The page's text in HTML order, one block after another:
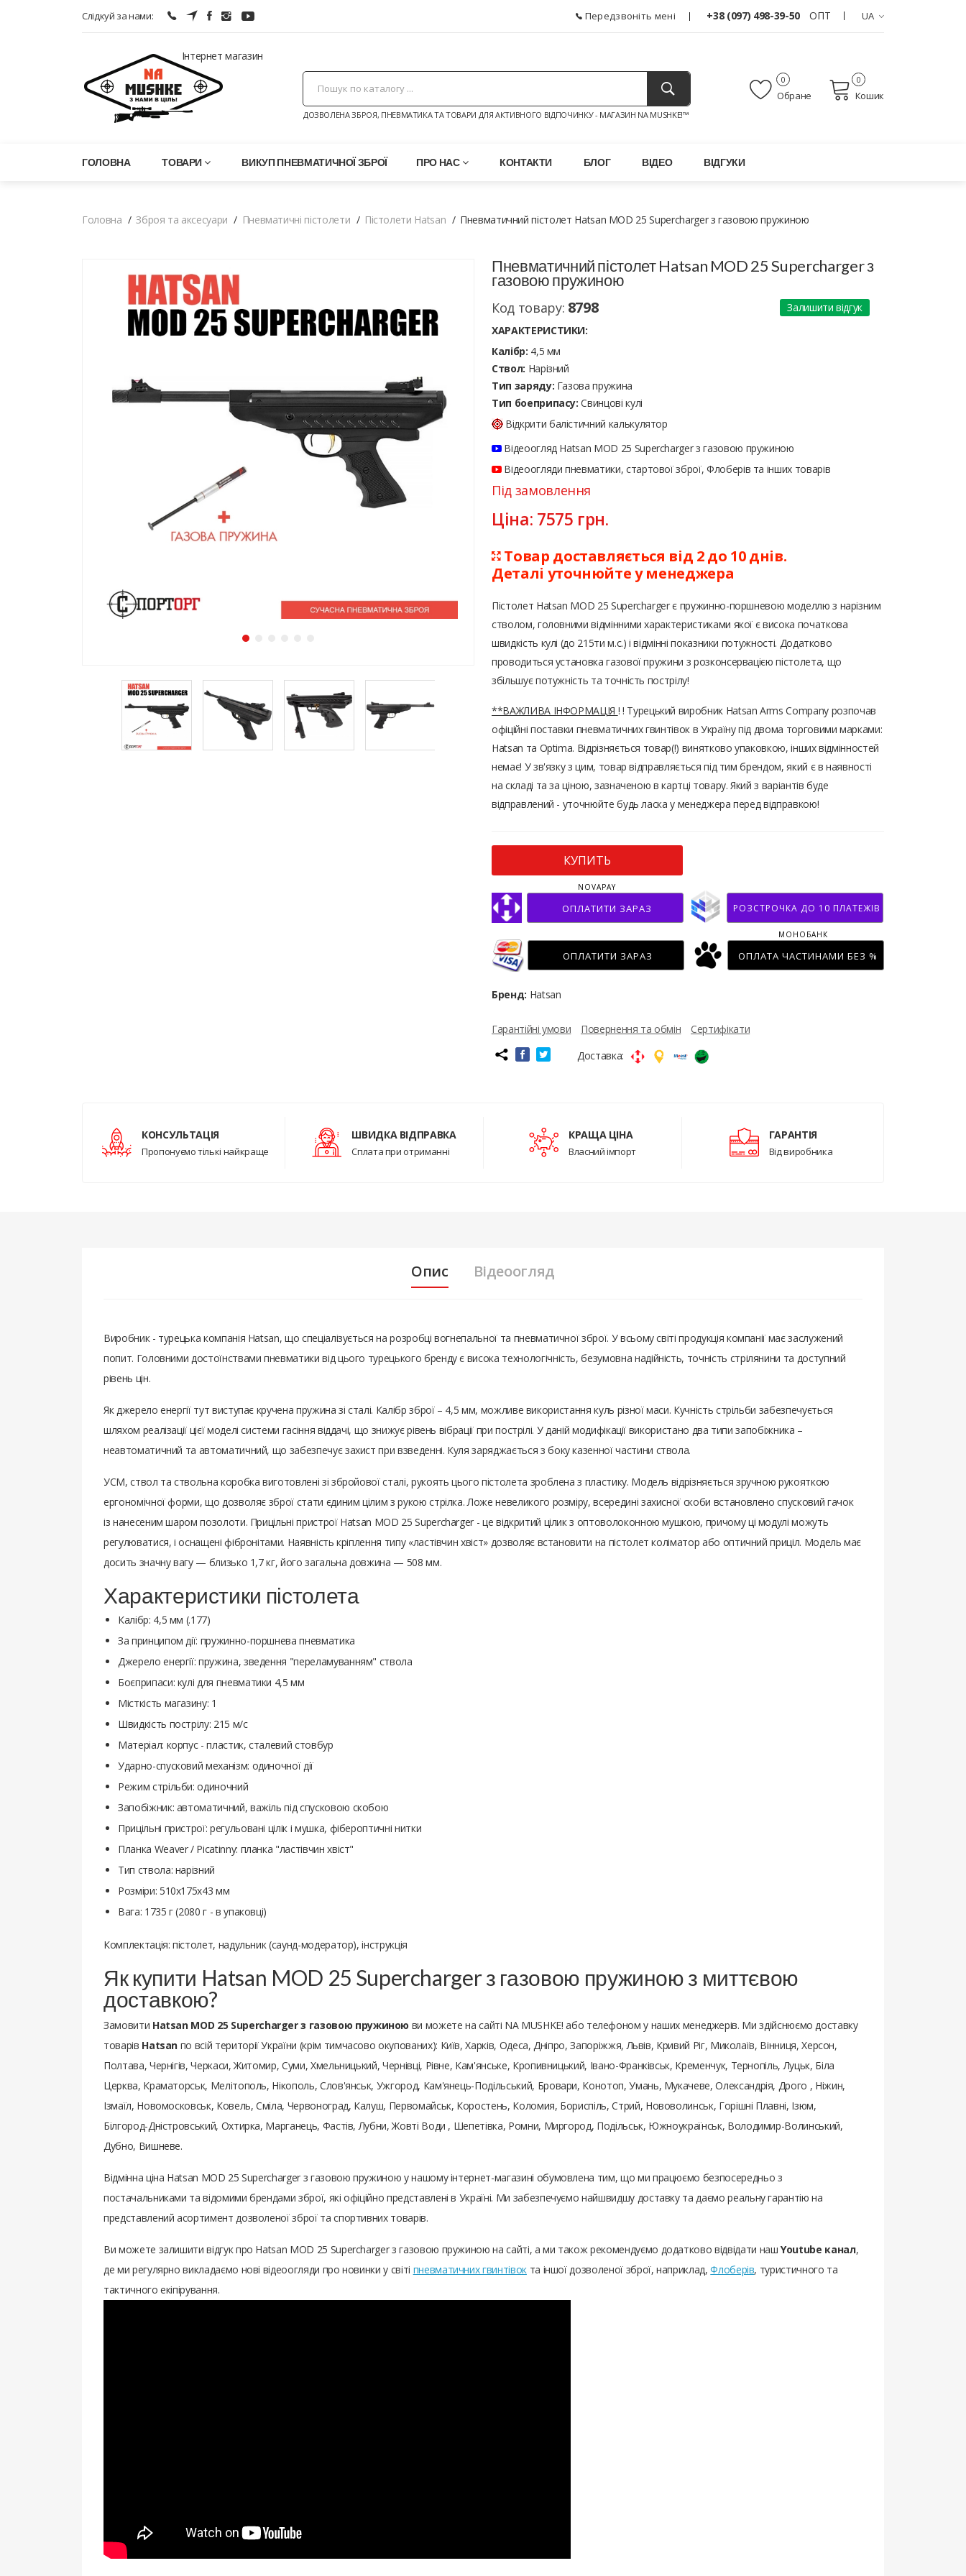
Слідкуй за нами: Передзвоніть мені +38 (097) 498-39-50 ОПТ UA
Інтернет магазин
ДОЗВОЛЕНА ЗБРОЯ, ПНЕВМАТИКА ТА ТОВАРИ ДЛЯ АКТИВНОГО ВІДПОЧИНКУ - МАГАЗИН NA MUSHKE!™
Обране
0
Кошик
0
ГОЛОВНА ТОВАРИ ВИКУП ПНЕВМАТИЧНОЇ ЗБРОЇ ПРО НАС КОНТАКТИ БЛОГ ВІДЕО ВІДГУКИ
Головна Зброя та аксесуари Пневматичні пістолети Пістолети Hatsan Пневматичний пістолет Hatsan MOD 25 Supercharger з газовою пружиною
Пневматичний пістолет Hatsan MOD 25 Supercharger з
газовою пружиною
Код товару: 8798
Залишити відгук
ХАРАКТЕРИСТИКИ:
Калібр: 4,5 мм
Ствол: Нарізний
Тип заряду: Газова пружина
Тип боеприпасу: Cвинцові кулі
Відкрити балістичний калькулятор
Відеоогляд Hatsan MOD 25 Supercharger з газовою пружиною
Відеоогляди пневматики, стартової зброї, Флоберів та інших товарів
Під замовлення
Ціна: 7575 грн.
Товар доставляється від 2 до 10 днів.
Деталі уточнюйте у менеджера
Пістолет Hatsan MOD 25 Supercharger є пружинно-поршневою моделлю з нарізним
стволом, головними відмінними характеристиками якої є висока початкова
швидкість кулі (до 215ти м.с.) і відмінні показники потужності. Додатково
проводиться установка газової пружини з розконсервацією пістолета, що
збільшує потужність та точність пострілу!
**ВАЖЛИВА ІНФОРМАЦІЯ ! ! Турецький виробник Hatsan Arms Company розпочав
офіційні поставки пневматичних гвинтівок в Україну під двома торговими марками:
Hatsan та Optima. Відрізняється товар(!) винятково упаковкою, інших відмінностей
немає! У зв'язку з цим, товар відправляється під тим брендом, який є в наявності
на складі та за ціною, зазначеною в картці товару. Який з варіантів буде
відправлений - уточнюйте будь ласка у менеджера перед відправкою!
КУПИТЬ
ОПЛАТИТИ ЗАРАЗ
NOVAPAY
РОЗСТРОЧКА ДО 10 ПЛАТЕЖІВ
ОПЛАТИТИ ЗАРАЗ ОПЛАТА ЧАСТИНАМИ БЕЗ %
МОНОБАНК
Бренд: Hatsan
Гарантійні умови Повернення та обмін
Сертифікати
Доставка:
КОНСУЛЬТАЦІЯ
Пропонуємо тількі найкраще
ШВИДКА ВІДПРАВКА
Сплата при отриманні
КРАЩА ЦІНА
Власний імпорт
ГАРАНТІЯ
Від виробника
Опис Відеоогляд
Виробник - турецька компанія Hatsan, що спеціалізується на розробці вогнепальної та пневматичної зброї. У всьому світі продукція компанії має заслужений
попит. Головними достоїнствами пневматики від цього турецького бренду є висока технологічність, безумовна надійність, точність стрілянини та доступний
рівень цін.
Як джерело енергії тут виступає кручена пружина зі сталі. Калібр зброї – 4,5 мм, можливе використання куль різної маси. Кучність стрільби забезпечується
шляхом реалізації цієї моделі системи гасіння віддачі, що знижує рівень вібрації при пострілі. У даній модифікації використано два типи запобіжника –
неавтоматичний та автоматичний, що забезпечує захист при взведенні. Куля заряджається з боку казенної частини ствола.
УСМ, ствол та ствольна коробка виготовлені зі збройової сталі, рукоять цього пістолета зроблена з пластику. Модель відрізняється зручною рукояткою
ергономічної форми, що дозволяє зброї стати єдиним цілим з рукою стрілка. Ложе невеликого розміру, всередині захисної скоби встановлено спусковий гачок
із нанесеним шаром позолоти. Прицільні пристрої Hatsan MOD 25 Supercharger - це відкритий цілик з оптоволоконною мушкою, причому ці модулі можуть
регулюватися, і оснащені фібронітами. Наявність кріплення типу «ластівчин хвіст» дозволяє встановити на пістолет коліматор або оптичний приціл. Модель має
досить значну вагу — близько 1,7 кг, його загальна довжина — 508 мм.
Характеристики пістолета
Калібр: 4,5 мм (.177)
За принципом дії: пружинно-поршнева пневматика
Джерело енергії: пружина, зведення "переламуванням" ствола
Боєприпаси: кулі для пневматики 4,5 мм
Місткість магазину: 1
Швидкість пострілу: 215 м/с
Матеріал: корпус - пластик, сталевий стовбур
Ударно-спусковий механізм: одиночної дії
Режим стрільби: одиночний
Запобіжник: автоматичний, важіль під спусковою скобою
Прицільні пристрої: регульовані цілік і мушка, фібероптичні нитки
Планка Weaver / Picatinny: планка "ластівчин хвіст"
Тип ствола: нарізний
Розміри: 510х175х43 мм
Вага: 1735 г (2080 г - в упаковці)
Комплектація: пістолет, надульник (саунд-модератор), інструкція
Як купити Hatsan MOD 25 Supercharger з газовою пружиною з миттєвою
доставкою?
Замовити Hatsan MOD 25 Supercharger з газовою пружиною ви можете на сайті NA MUSHKE! або телефоном у наших менеджерів. Ми здійснюємо доставку
товарів Hatsan по всій території України (крім тимчасово окупованих): Київ, Харків, Одеса, Дніпро, Запоріжжя, Львів, Кривий Ріг, Миколаїв, Вінниця, Херсон,
Полтава, Чернігів, Черкаси, Житомир, Суми, Хмельницький, Чернівці, Рівне, Кам'янське, Кропивницький, Івано-Франківськ, Кременчук, Тернопіль, Луцьк, Біла
Церква, Краматорськ, Мелітополь, Нікополь, Слов'янськ, Ужгород, Кам'янець-Подільський, Бровари, Конотоп, Умань, Мукачеве, Олександрія, Дрого , Ніжин,
Ізмаїл, Новомосковськ, Ковель, Сміла, Червоноград, Калуш, Первомайськ, Коростень, Коломия, Бориспіль, Стрий, Нововолинськ, Горішні Плавні, Ізюм,
Білгород-Дністровський, Охтирка, Марганець, Фастів, Лубни, Жовті Води , Шепетівка, Ромни, Миргород, Подільськ, Южноукраїнськ, Володимир-Волинський,
Дубно, Вишневе.
Відмінна ціна Hatsan MOD 25 Supercharger з газовою пружиною у нашому інтернет-магазині обумовлена ​​тим, що ми працюємо безпосередньо з
постачальниками та відомими брендами зброї, які офіційно представлені в Україні. Ми забезпечуємо найшвидшу доставку та даємо реальну гарантію на
представлений асортимент дозволеної зброї та спортивних товарів.
Ви можете залишити відгук про Hatsan MOD 25 Supercharger з газовою пружиною на сайті, а ми також рекомендуємо додатково відвідати нашYoutube канал,
де ми регулярно викладаємо нові відеоогляди про новинки у світі пневматичних гвинтівокта іншої дозволеної зброї, наприклад,Флоберів, туристичного та
тактичного екіпірування.